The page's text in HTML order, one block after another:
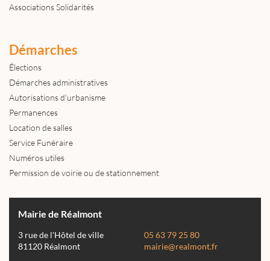
Associations Solidarités
Démarches
Élections
Démarches administratives
Autorisations d'urbanisme
Permanences
Location de salles
Service Funéraire
Numéros utiles
Permission de voirie ou de stationnement
Mairie de Réalmont
3 rue de l'Hôtel de ville
81120 Réalmont
05 63 79 25 80
mairie@realmont.fr